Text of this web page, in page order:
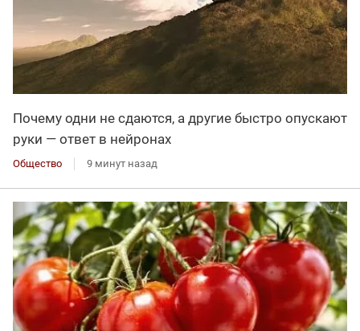
Почему одни не сдаются, а другие быстро опускают
руки — ответ в нейронах
Общество 9 минут назад